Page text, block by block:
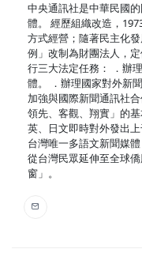
中央通訊社是中華民國
體。 經歷組織改造，
方式經營；隨著民主化
例」改制為財團法人，
行三大法定任務： ．辦
體。 ．辦理國家對外新
加強與國際新聞通訊社
領先、客觀、翔實」的
英、日文即時對外發出
台灣唯一多語文新聞媒
從台灣民眾延伸至全球
窗」。